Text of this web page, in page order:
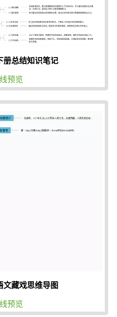
册总结知识笔记
预览
文藏戏思维导图
预览